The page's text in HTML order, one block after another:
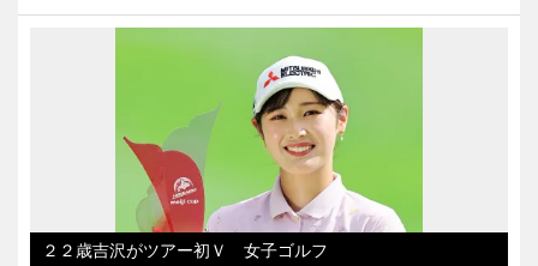
２２歳吉沢がツアー初Ｖ 女子ゴルフ